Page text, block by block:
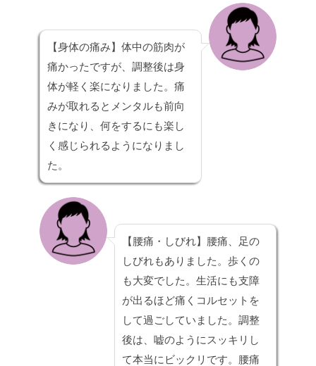
【身体の痛み】 体中の筋肉が
痛かったですが、調整後は身
体が軽く楽になりました。痛
みが取れるとメンタルも前向
きになり、何をするにも楽し
く感じられるようになりまし
た。
【腰痛・しびれ】 腰痛、足の
しびれもありました。歩くの
も大変でした。生活にも支障
が出るほど痛くコルセットを
して過ごしていました。調整
後は、嘘のようにスッキリし
て本当にビックリです。腰痛